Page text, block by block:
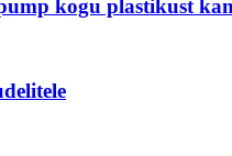
kogu plastikust